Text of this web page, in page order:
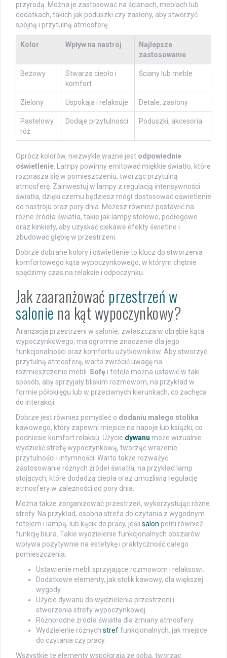
przyrodą. Można je zastosować na ścianach, meblach lub
dodatkach, takich jak poduszki czy zasłony, aby stworzyć
spójną i przytulną atmosferę.
Kolor Wpływ na nastrój
Najlepsze
zastosowanie
Beżowy
Stwarza ciepło i
komfort
Ściany lub meble
Zielony Uspokaja i relaksuje Detale, zasłony
Pastelowy
róż
Dodaje przytulności Poduszki, akcesoria
Oprócz kolorów, niezwykle ważne jest odpowiednie
oświetlenie. Lampy powinny emitować miękkie światło, które
rozprasza się w pomieszczeniu, tworząc przytulną
atmosferę. Zainwestuj w lampy z regulacją intensywności
światła, dzięki czemu będziesz mógł dostosować oświetlenie
do nastroju oraz pory dnia. Możesz również postawić na
różne źródła światła, takie jak lampy stołowe, podłogowe
oraz kinkiety, aby uzyskać ciekawe efekty świetlne i
zbudować głębię w przestrzeni.
Dobrze dobrane kolory i oświetlenie to klucz do stworzenia
komfortowego kąta wypoczynkowego, w którym chętnie
spędzimy czas na relaksie i odpoczynku.
Jak zaaranżować przestrzeń w
salonie na kąt wypoczynkowy?
Aranżacja przestrzeni w salonie, zwłaszcza w obrębie kąta
wypoczynkowego, ma ogromne znaczenie dla jego
funkcjonalności oraz komfortu użytkowników. Aby stworzyć
przytulną atmosferę, warto zwrócić uwagę na
rozmieszczenie mebli. Sofę i fotele można ustawić w taki
sposób, aby sprzyjały bliskim rozmowom, na przykład w
formie półokręgu lub w przeciwnych kierunkach, co zachęca
do interakcji.
Dobrze jest również pomyśleć o dodaniu małego stolika
kawowego, który zapewni miejsce na napoje lub książki, co
podniesie komfort relaksu. Użycie dywanu może wizualnie
wydzielić strefę wypoczynkową, tworząc wrażenie
przytulności i intymności. Warto także rozważyć
zastosowanie różnych źródeł światła, na przykład lamp
stojących, które dodadzą ciepła oraz umożliwią regulację
atmosfery w zależności od pory dnia.
Można także zorganizować przestrzeń, wykorzystując różne
strefy. Na przykład, osobna strefa do czytania z wygodnym
fotelem i lampą, lub kącik do pracy, jeśli salon pełni również
funkcję biura. Takie wydzielenie funkcjonalnych obszarów
wpływa pozytywnie na estetykę i praktyczność całego
pomieszczenia.
Ustawienie mebli sprzyjające rozmowom i relaksowi.
Dodatkowe elementy, jak stolik kawowy, dla większej
wygody.
Użycie dywanu do wydzielenia przestrzeni i
stworzenia strefy wypoczynkowej.
Różnorodne źródła światła dla zmiany atmosfery.
Wydzielenie różnych streffunkcjonalnych, jak miejsce
do czytania czy pracy.
Wszystkie te elementy współgrają ze sobą, tworząc